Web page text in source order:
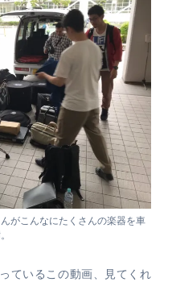
がこんなにたくさんの楽器を車
ているこの動画、見てくれ